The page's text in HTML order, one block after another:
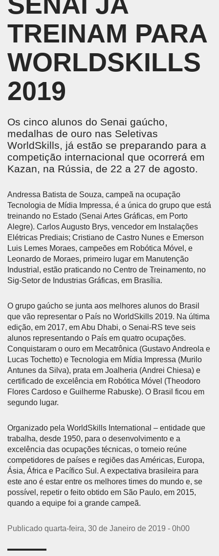
TREINAM PARA
WORLDSKILLS
2019
Os cinco alunos do Senai gaúcho,
medalhas de ouro nas Seletivas
WorldSkills, já estão se preparando para a
competição internacional que ocorrerá em
Kazan, na Rússia, de 22 a 27 de agosto.
Andressa Batista de Souza, campeã na ocupação
Tecnologia de Mídia Impressa, é a única do grupo que está
treinando no Estado (Senai Artes Gráficas, em Porto
Alegre). Carlos Augusto Brys, vencedor em Instalações
Elétricas Prediais; Cristiano de Castro Nunes e Emerson
Luis Lemes Moraes, campeões em Robótica Móvel, e
Leonardo de Moraes, primeiro lugar em Manutenção
Industrial, estão praticando no Centro de Treinamento, no
Sig-Setor de Industrias Gráficas, em Brasília.
O grupo gaúcho se junta aos melhores alunos do Brasil
que vão representar o País no WorldSkills 2019. Na última
edição, em 2017, em Abu Dhabi, o Senai-RS teve seis
alunos representando o País em quatro ocupações.
Conquistaram o ouro em Mecatrônica (Gustavo Andreola e
Lucas Tochetto) e Tecnologia em Mídia Impressa (Murilo
Antunes da Silva), prata em Joalheria (Andrei Chiesa) e
certificado de excelência em Robótica Móvel (Theodoro
Flores Cardoso e Guilherme Rabuske). O Brasil ficou em
segundo lugar.
Organizado pela WorldSkills International – entidade que
trabalha, desde 1950, para o desenvolvimento e a
excelência das ocupações técnicas, o torneio reúne
competidores de países e regiões das Américas, Europa,
Ásia, África e Pacífico Sul. A expectativa brasileira para
este ano é estar entre os melhores times do mundo e, se
possível, repetir o feito obtido em São Paulo, em 2015,
quando a equipe foi a grande campeã.
Publicado quarta-feira, 30 de Janeiro de 2019 - 0h00